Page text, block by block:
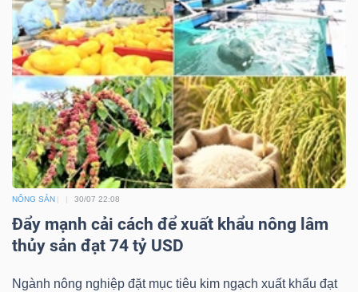
NÔNG SẢN 30/07 22:08
Đẩy mạnh cải cách để xuất khẩu nông lâm
thủy sản đạt 74 tỷ USD
Ngành nông nghiệp đặt mục tiêu kim ngạch xuất khẩu đạt